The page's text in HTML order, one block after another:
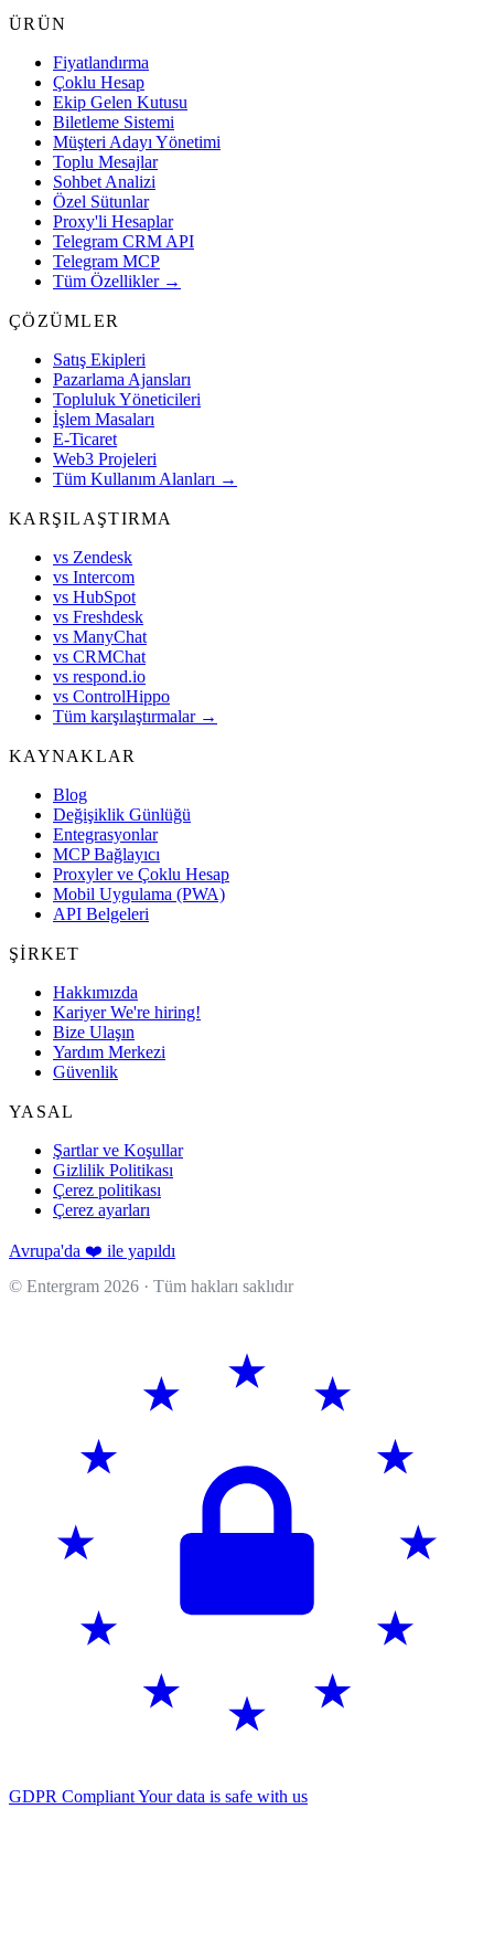
ÜRÜN
Fiyatlandırma
Çoklu Hesap
Ekip Gelen Kutusu
Biletleme Sistemi
Müşteri Adayı Yönetimi
Toplu Mesajlar
Sohbet Analizi
Özel Sütunlar
Proxy'li Hesaplar
Telegram CRM API
Telegram MCP
Tüm Özellikler →
ÇÖZÜMLER
Satış Ekipleri
Pazarlama Ajansları
Topluluk Yöneticileri
İşlem Masaları
E-Ticaret
Web3 Projeleri
Tüm Kullanım Alanları →
KARŞILAŞTIRMA
vs Zendesk
vs Intercom
vs HubSpot
vs Freshdesk
vs ManyChat
vs CRMChat
vs respond.io
vs ControlHippo
Tüm karşılaştırmalar →
KAYNAKLAR
Blog
Değişiklik Günlüğü
Entegrasyonlar
MCP Bağlayıcı
Proxyler ve Çoklu Hesap
Mobil Uygulama (PWA)
API Belgeleri
ŞIRKET
Hakkımızda
KariyerWe're hiring!
Bize Ulaşın
Yardım Merkezi
Güvenlik
YASAL
Şartlar ve Koşullar
Gizlilik Politikası
Çerez politikası
Çerez ayarları
Avrupa'da ❤️ ile yapıldı
© Entergram 2026 · Tüm hakları saklıdır
GDPR CompliantYour data is safe with us